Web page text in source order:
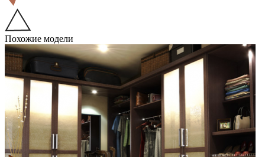
Похожие модели